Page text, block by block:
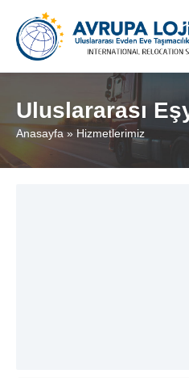
Uluslararası
Anasayfa » Hizmetlerimiz